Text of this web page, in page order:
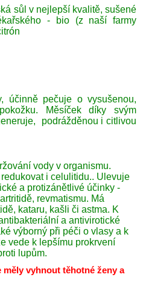
sůl v nejlepší kvalitě, sušené
- bio (z naší farmy
účinně pečuje o vysušenou,
Měsíček díky svým
podrážděnou i citlivou
vody v organismu.
i celulitidu.. Ulevuje
a protizánětlivé účinky -
revmatismu. Má
kataru, kašli či astma. K
a antivirotické
výborný při péči o vlasy a k
vede k lepšímu prokrvení
lupům.
vyhnout těhotné ženy a